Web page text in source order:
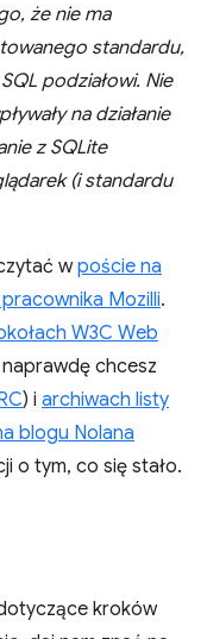
że nie ma
standardu,
podziałowi. Nie
na działanie
z SQLite
(i standardu
wpoście na
Mozilli.
W3C Web
naprawdę chcesz
) i archiwach listy
blogu Nolana
o tym, co się stało.
kroków